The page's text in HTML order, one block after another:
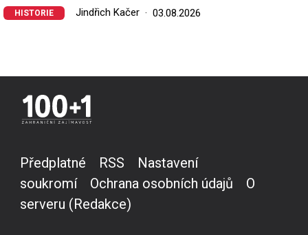
HISTORIE Jindřich Kačer 03.08.2026
Předplatné RSS
Nastavení
soukromí
Ochrana osobních údajů
O
serveru (Redakce)